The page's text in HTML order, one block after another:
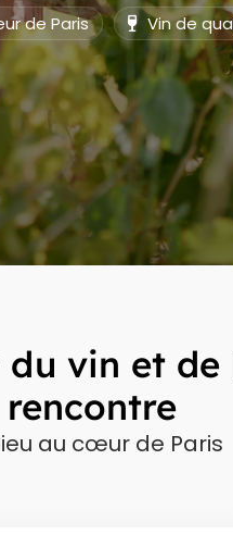
de Paris Vin de
du vin et de
rencontre
au cœur de Paris